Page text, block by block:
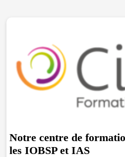
Notre centre de
les IOBSP et IAS